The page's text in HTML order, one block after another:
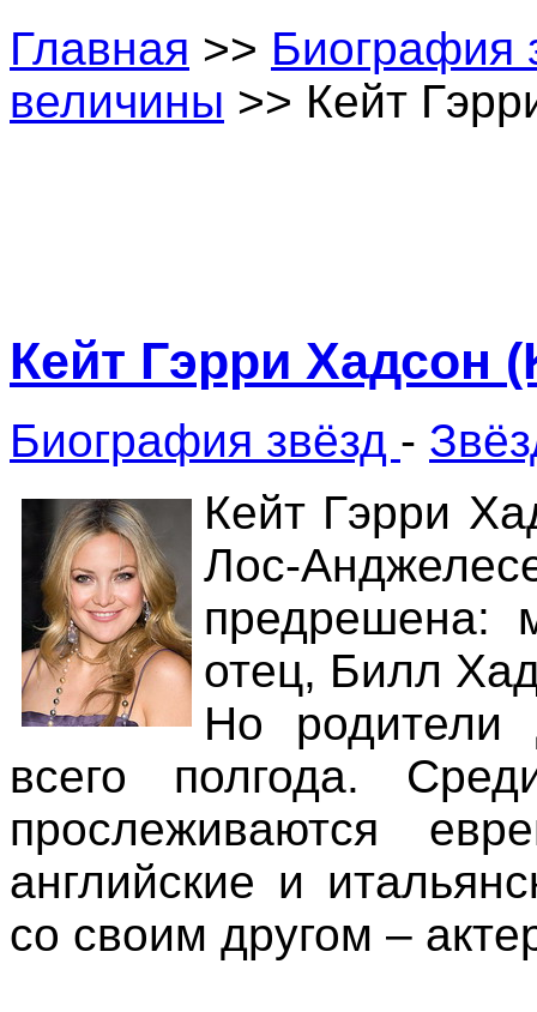
Главная >> Биография
величины >> Кейт
Кейт Гэрри Хадсон
Биография звёзд -
Кейт Гэрри
Лос-
предрешена:
отец, Билл
Но родители
всего полгода.
прослеживаются
английские и
со своим другом –